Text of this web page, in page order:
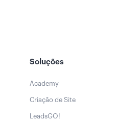
Soluções
Academy
Criação de Site
LeadsGO!